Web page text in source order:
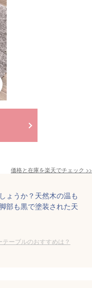
価格と在庫を楽天でチェック >>
ょうか？天然木の温も
部も黒で塗装された天
ーブルのおすすめは？